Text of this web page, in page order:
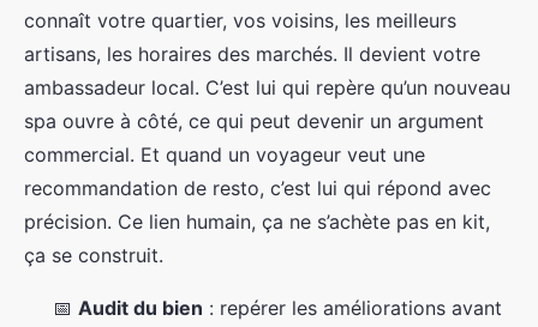
connaît votre quartier, vos voisins, les meilleurs
artisans, les horaires des marchés. Il devient votre
ambassadeur local. C’est lui qui repère qu’un nouveau
spa ouvre à côté, ce qui peut devenir un argument
commercial. Et quand un voyageur veut une
recommandation de resto, c’est lui qui répond avec
précision. Ce lien humain, ça ne s’achète pas en kit,
ça se construit.
📅 Audit du bien : repérer les améliorations avant